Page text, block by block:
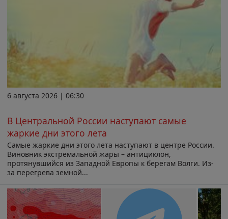
6 августа 2026 | 06:30
В Центральной России наступают самые
жаркие дни этого лета
Самые жаркие дни этого лета наступают в центре России.
Виновник экстремальной жары – антициклон,
протянувшийся из Западной Европы к берегам Волги. Из-
за перегрева земной...